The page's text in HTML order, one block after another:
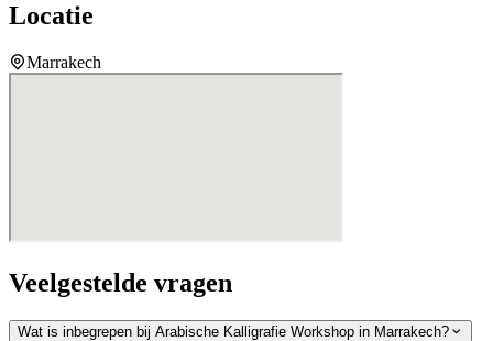
Locatie
Marrakech
Veelgestelde vragen
Wat is inbegrepen bij Arabische Kalligrafie Workshop in Marrakech?